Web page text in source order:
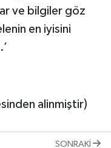
ve bilgiler göz
en iyisini
alinmiştir)
SONRAKI